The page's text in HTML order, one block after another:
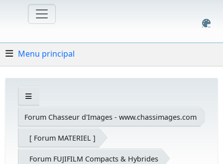
Menu principal
Forum Chasseur d'Images - www.chassimages.com
[ Forum MATERIEL ]
Forum FUJIFILM Compacts & Hybrides